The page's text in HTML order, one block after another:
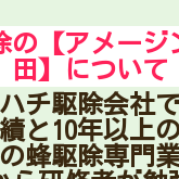
の【アメージ
田】について
チ駆除会社
と10年以上
蜂駆除専門業